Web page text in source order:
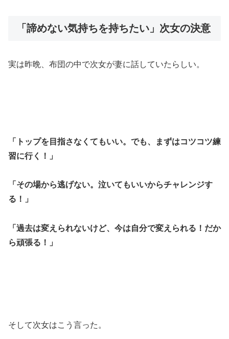
「諦めない気持ちを持ちたい」次女の決意
実は昨晩、布団の中で次女が妻に話していたらしい。
「トップを目指さなくてもいい。でも、まずはコツコツ練
習に行く！」
「その場から逃げない。泣いてもいいからチャレンジす
る！」
「過去は変えられないけど、今は自分で変えられる！だか
ら頑張る！」
そして次女はこう言った。